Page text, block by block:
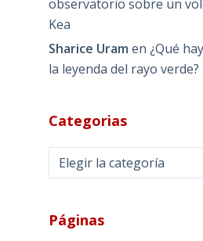
observatorio sobre un
Kea
Sharice Uram en ¿Qué
la leyenda del rayo verde?
Categorias
Categorias
Páginas